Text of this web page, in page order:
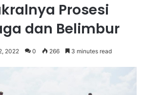
Prosesi
dan Belimbur
2022 0 266 3 minutes read